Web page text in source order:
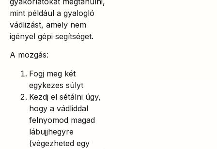
mint például a gyalogló
vádlizást, amely nem
igényel gépi segítséget.
A mozgás:
Fogj meg két
egykezes súlyt
Kezdj el sétálni úgy,
hogy a vádliddal
felnyomod magad
lábujjhegyre
(végezheted egy